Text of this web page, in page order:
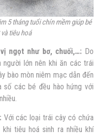
5 tháng tuổichín mềm giúp bé
tiêu hoá
ngọt như bơ, chuối,…: Do
lớn nên khi ăn các trái
bào mòn niêm mạc dẫn đến
số các bé đều hào hứng với
Với các loại trái cây có chứa
tiêu hoá sinh ra nhiều khí